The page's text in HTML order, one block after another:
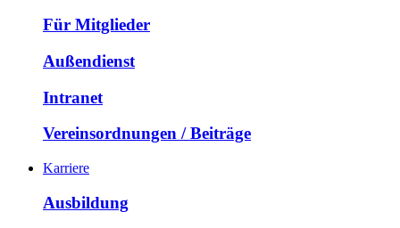
Für Mitglieder
Außendienst
Intranet
Vereinsordnungen / Beiträge
Karriere
Ausbildung